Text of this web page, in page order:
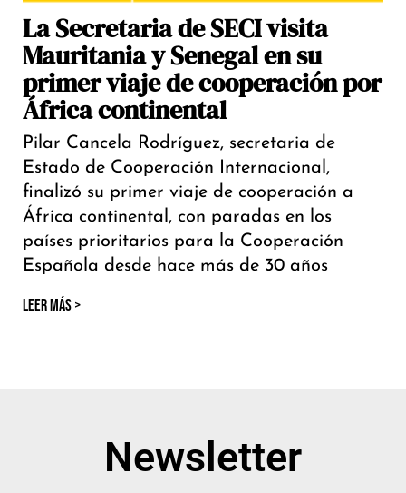
La Secretaria de SECI visita
Mauritania y Senegal en su
primer viaje de cooperación por
África continental
Pilar Cancela Rodríguez, secretaria de
Estado de Cooperación Internacional,
finalizó su primer viaje de cooperación a
África continental, con paradas en los
países prioritarios para la Cooperación
Española desde hace más de 30 años
LEER MÁS >
Newsletter